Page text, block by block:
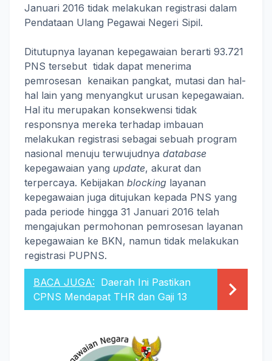
Januari 2016 tidak melakukan registrasi dalam
Pendataan Ulang Pegawai Negeri Sipil.
Ditutupnya layanan kepegawaian berarti 93.721
PNS tersebut tidak dapat menerima
pemrosesan kenaikan pangkat, mutasi dan hal-
hal lain yang menyangkut urusan kepegawaian.
Hal itu merupakan konsekwensi tidak
responsnya mereka terhadap imbauan
melakukan registrasi sebagai sebuah program
nasional menuju terwujudnya database
kepegawaian yang update, akurat dan
terpercaya. Kebijakan blocking layanan
kepegawaian juga ditujukan kepada PNS yang
pada periode hingga 31 Januari 2016 telah
mengajukan permohonan pemrosesan layanan
kepegawaian ke BKN, namun tidak melakukan
registrasi PUPNS.
BACA JUGA: Daerah Ini Pastikan
CPNS Mendapat THR dan Gaji 13